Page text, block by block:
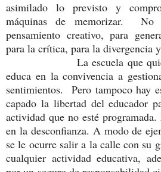
asimilado lo previsto y
máquinas de memorizar. No
pensamiento creativo, para
para la crítica, para la divergencia
La escuela que quiero
educa en la convivencia a
sentimientos. Pero tampoco hay
capado la libertad del educador
actividad que no esté
en la desconfianza. A modo de
se le ocurre salir a la calle con su
cualquier actividad educativa,